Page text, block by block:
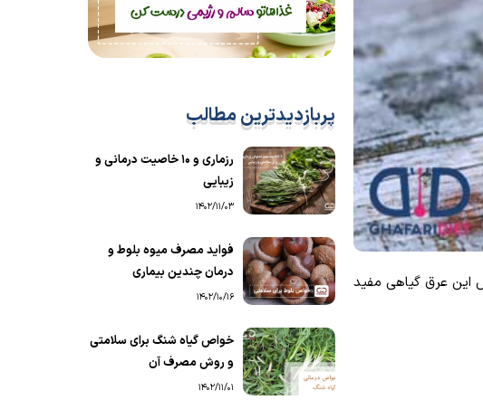
این عرق گیاهی مفید
پربازدیدترین مطالب
رزماری و ۱۰ خاصیت درمانی و
زیبایی
1402/11/03
فواید مصرف میوه بلوط و
درمان چندین بیماری
1402/10/16
خواص گیاه شنگ برای سلامتی
و روش مصرف آن
1402/11/01